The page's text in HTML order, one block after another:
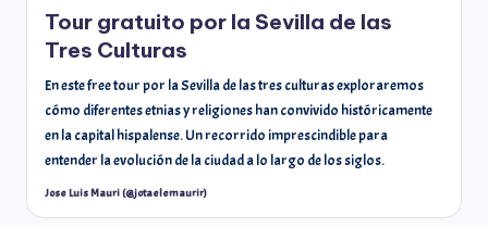
Tour gratuito por la Sevilla de las
Tres Culturas
En este free tour por la Sevilla de las tres culturas exploraremos
cómo diferentes etnias y religiones han convivido históricamente
en la capital hispalense. Un recorrido imprescindible para
entender la evolución de la ciudad a lo largo de los siglos.
Jose Luis Mauri (@jotaelemaurir)